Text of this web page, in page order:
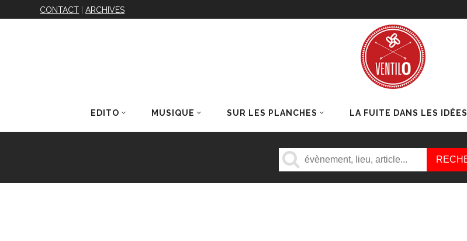
CONTACT |ARCHIVES
EDITO MUSIQUE SUR LES PLANCHES LA FUITE DANS LES IDÉES